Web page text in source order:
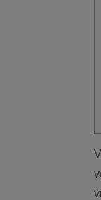
Volatility try a score considering mainly to position video game to indicate, to the preferred, the new